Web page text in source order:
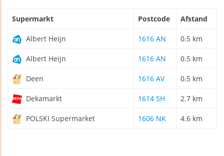
Supermarkt Postcode Afstand
Albert Heijn 1616 AN 0.5 km
Albert Heijn 1616 AN 0.5 km
Deen 1616 AV 0.5 km
Dekamarkt 1614 SH 2.7 km
POLSKI Supermarket 1606 NK 4.6 km